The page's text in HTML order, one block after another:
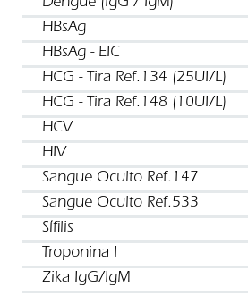
Dengue (IgG / IgM)
HBsAg
HBsAg - EIC
HCG - Tira Ref.134 (25UI/L)
HCG - Tira Ref.148 (10UI/L)
HCV
HIV
Sangue Oculto Ref.147
Sangue Oculto Ref.533
Sífilis
Troponina I
Zika IgG/IgM